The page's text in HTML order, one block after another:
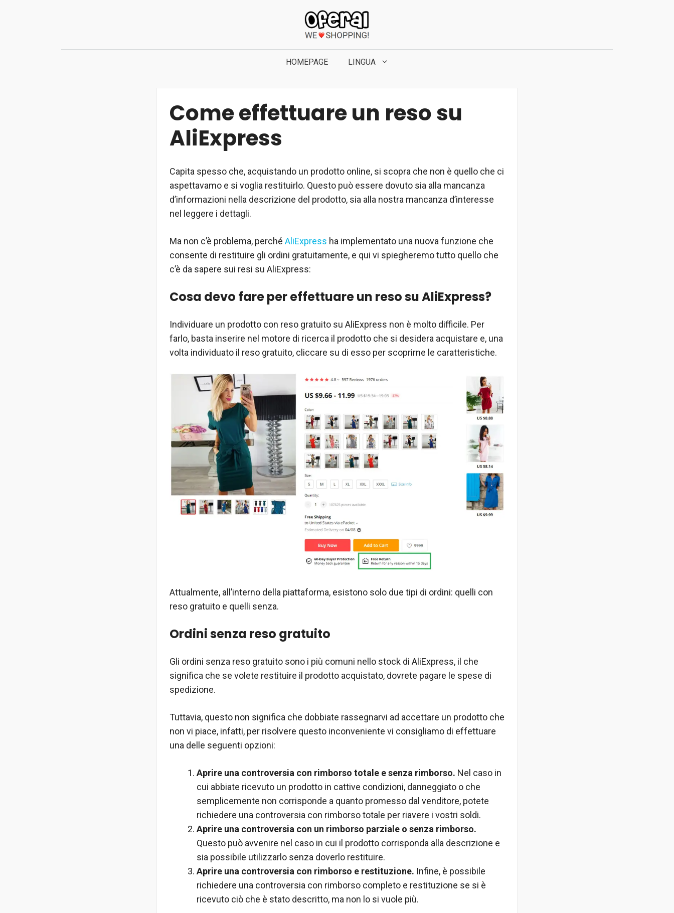
HOMEPAGE LINGUA
Come effettuare un reso su
AliExpress
Capita spesso che, acquistando un prodotto online, si scopra che non è quello che ci
aspettavamo e si voglia restituirlo. Questo può essere dovuto sia alla mancanza
d’informazioni nella descrizione del prodotto, sia alla nostra mancanza d’interesse
nel leggere i dettagli.
Ma non c’è problema, perché AliExpress ha implementato una nuova funzione che
consente di restituire gli ordini gratuitamente, e qui vi spiegheremo tutto quello che
c’è da sapere sui resi su AliExpress:
Cosa devo fare per effettuare un reso su AliExpress?
Individuare un prodotto con reso gratuito su AliExpress non è molto difficile. Per
farlo, basta inserire nel motore di ricerca il prodotto che si desidera acquistare e, una
volta individuato il reso gratuito, cliccare su di esso per scoprirne le caratteristiche.
Attualmente, all’interno della piattaforma, esistono solo due tipi di ordini: quelli con
reso gratuito e quelli senza.
Ordini senza reso gratuito
Gli ordini senza reso gratuito sono i più comuni nello stock di AliExpress, il che
significa che se volete restituire il prodotto acquistato, dovrete pagare le spese di
spedizione.
Tuttavia, questo non significa che dobbiate rassegnarvi ad accettare un prodotto che
non vi piace, infatti, per risolvere questo inconveniente vi consigliamo di effettuare
una delle seguenti opzioni:
Aprire una controversia con rimborso totale e senza rimborso. Nel caso in
cui abbiate ricevuto un prodotto in cattive condizioni, danneggiato o che
semplicemente non corrisponde a quanto promesso dal venditore, potete
richiedere una controversia con rimborso totale per riavere i vostri soldi.
Aprire una controversia con un rimborso parziale o senza rimborso.
Questo può avvenire nel caso in cui il prodotto corrisponda alla descrizione e
sia possibile utilizzarlo senza doverlo restituire.
Aprire una controversia con rimborso e restituzione. Infine, è possibile
richiedere una controversia con rimborso completo e restituzione se si è
ricevuto ciò che è stato descritto, ma non lo si vuole più.